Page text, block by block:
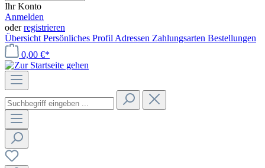
Ihr Konto
Anmelden
oderregistrieren
Übersicht Persönliches Profil Adressen Zahlungsarten Bestellungen
0,00 €*